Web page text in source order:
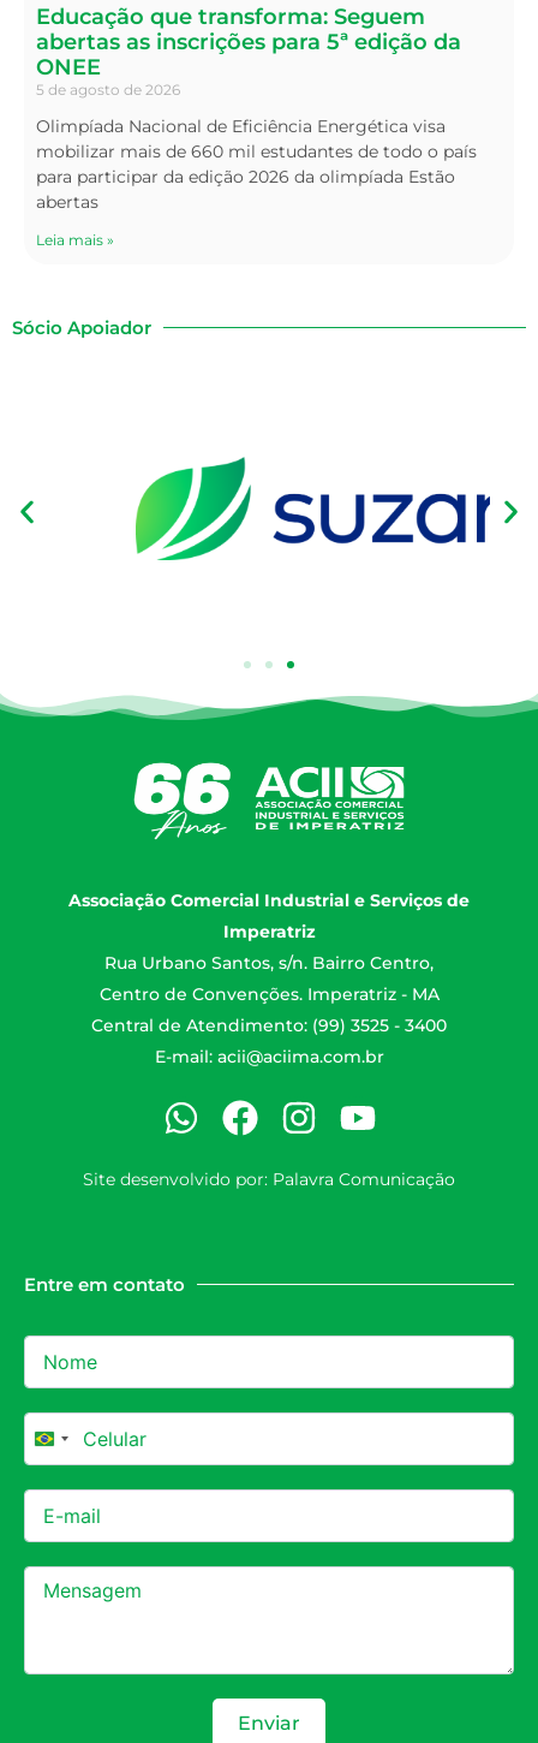
Educação que transforma: Seguem
abertas as inscrições para 5ª edição da
ONEE
5 de agosto de 2026
Olimpíada Nacional de Eficiência Energética visa
mobilizar mais de 660 mil estudantes de todo o país
para participar da edição 2026 da olimpíada Estão
abertas
Leia mais »
Sócio Apoiador
Associação Comercial Industrial e Serviços de
Imperatriz
Rua Urbano Santos, s/n. Bairro Centro,
Centro de Convenções. Imperatriz - MA
Central de Atendimento: (99) 3525 - 3400
E-mail: acii@aciima.com.br
Site desenvolvido por: Palavra Comunicação
Entre em contato
Brazil +55
Enviar